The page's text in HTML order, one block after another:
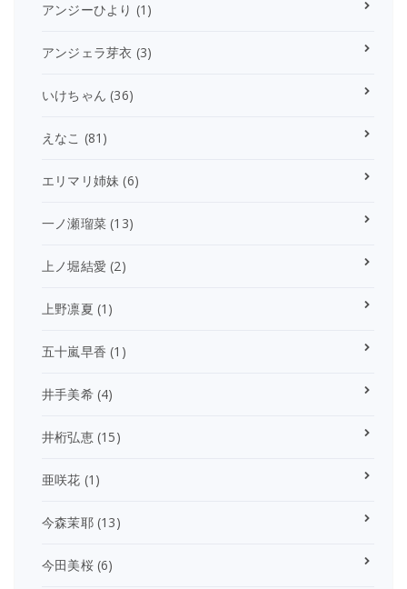
アンジーひより (1)
アンジェラ芽衣 (3)
いけちゃん (36)
えなこ (81)
エリマリ姉妹 (6)
一ノ瀬瑠菜 (13)
上ノ堀結愛 (2)
上野凛夏 (1)
五十嵐早香 (1)
井手美希(4)
井桁弘恵(15)
亜咲花 (1)
今森茉耶(13)
今田美桜(6)